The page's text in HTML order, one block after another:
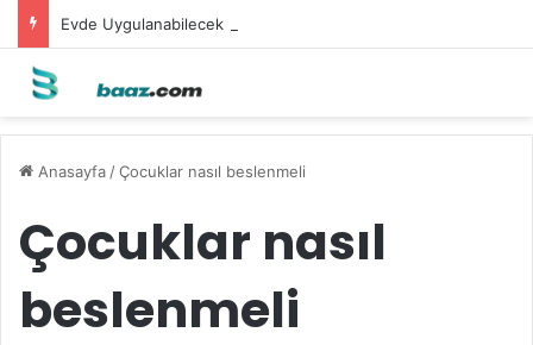
Evde Uygulanabilecek Leke Karşıtı Maskeler
Anasayfa /Çocuklar nasıl beslenmeli
Çocuklar nasıl
beslenmeli